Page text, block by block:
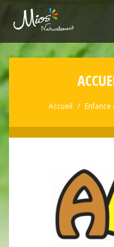
Accueil Enfance